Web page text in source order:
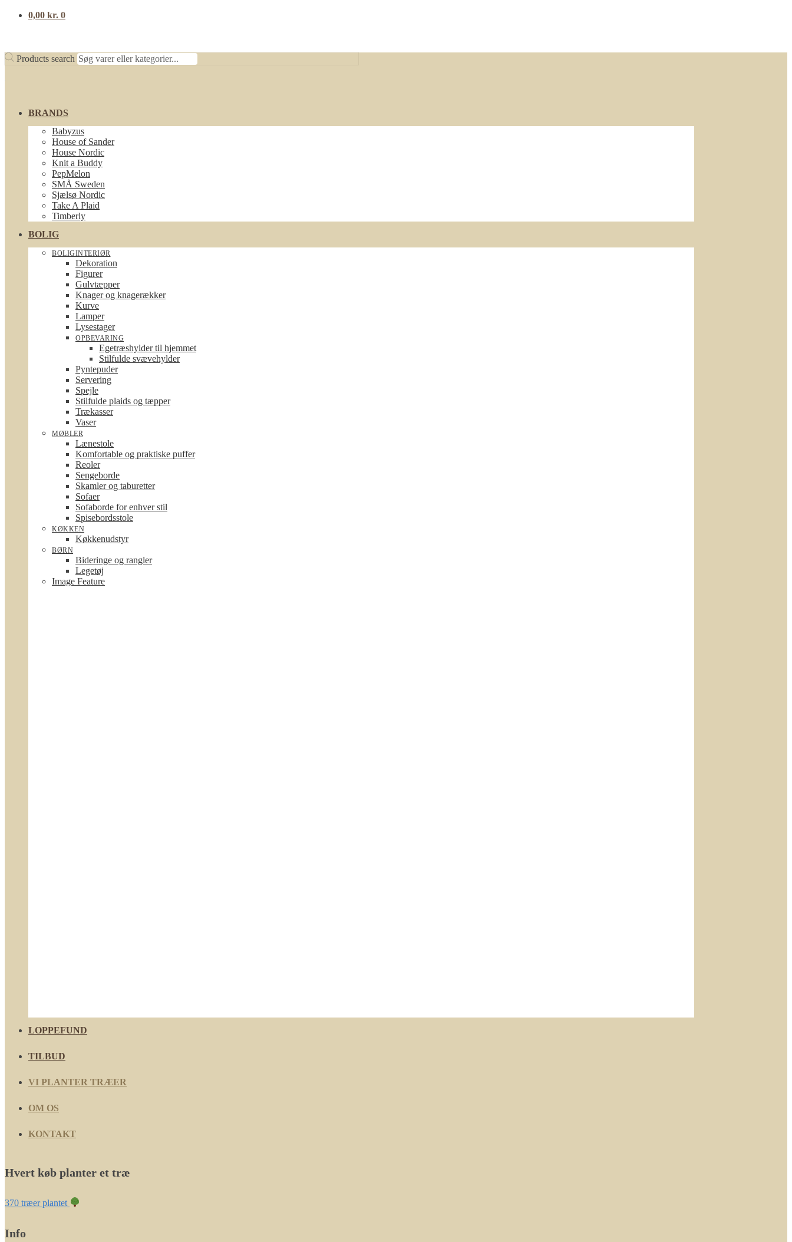
0,00 kr. 0
Products search
BRANDS
Babyzus
House of Sander
House Nordic
Knit a Buddy
PepMelon
SMÅ Sweden
Sjælsø Nordic
Take A Plaid
Timberly
BOLIG
BOLIGINTERIØR
Dekoration
Figurer
Gulvtæpper
Knager og knagerækker
Kurve
Lamper
Lysestager
OPBEVARING
Egetræshylder til hjemmet
Stilfulde svævehylder
Pyntepuder
Servering
Spejle
Stilfulde plaids og tæpper
Trækasser
Vaser
MØBLER
Lænestole
Komfortable og praktiske puffer
Reoler
Sengeborde
Skamler og taburetter
Sofaer
Sofaborde for enhver stil
Spisebordsstole
KØKKEN
Køkkenudstyr
BØRN
Bideringe og rangler
Legetøj
Image Feature
LOPPEFUND
TILBUD
VI PLANTER TRÆER
OM OS
KONTAKT
Hvert køb planter et træ
370 træer plantet
Info